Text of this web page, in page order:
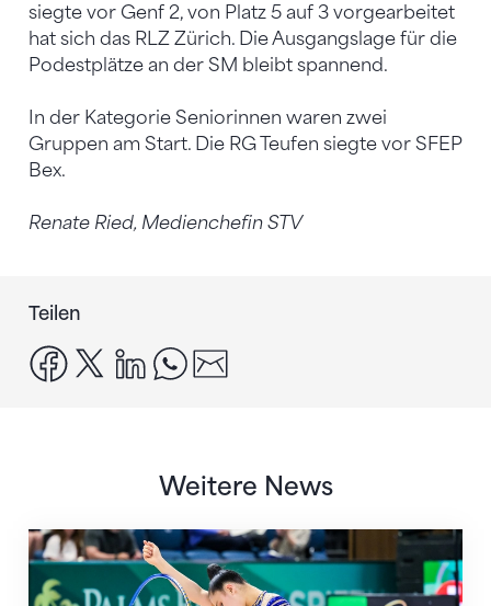
siegte vor Genf 2, von Platz 5 auf 3 vorgearbeitet
hat sich das RLZ Zürich. Die Ausgangslage für die
Podestplätze an der SM bleibt spannend.
In der Kategorie Seniorinnen waren zwei
Gruppen am Start. Die RG Teufen siegte vor SFEP
Bex.
Renate Ried, Medienchefin STV
Teilen
facebook
x linkedinwhatsapp
Weitere News
Nächster Halt: Weltmeisterschaft